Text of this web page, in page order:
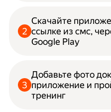
Скачайте
ссылке из смс,
Google Play
Добавьте фото
приложение и
тренинг